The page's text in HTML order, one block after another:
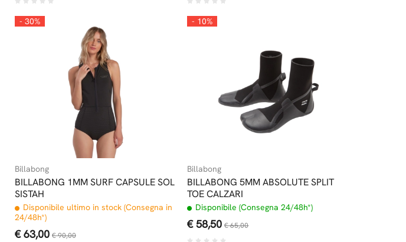
- 30%
Billabong
BILLABONG 1MM SURF CAPSULE SOL
SISTAH
Disponibile ultimo in stock (Consegna in
24/48h*)
€ 63,00 € 90,00
- 10%
Billabong
BILLABONG 5MM ABSOLUTE SPLIT
TOE CALZARI
Disponibile (Consegna 24/48h*)
€ 58,50 € 65,00